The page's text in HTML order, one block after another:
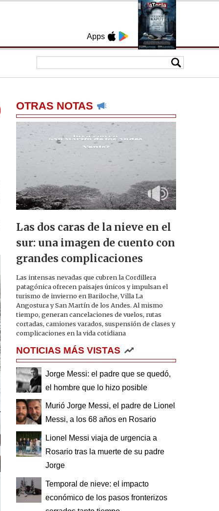
Apps
OTRAS NOTAS
Las dos caras de la nieve en el
sur: una imagen de cuento con
grandes complicaciones
Las intensas nevadas que cubren la Cordillera
patagónica ofrecen paisajes únicos y impulsan el
turismo de invierno en Bariloche, Villa La
Angostura y San Martín de los Andes. Al mismo
tiempo, generan cancelaciones de vuelos, rutas
cortadas, camiones varados, suspensión de clases y
complicaciones en la vida cotidiana
NOTICIAS MÁS VISTAS
Jorge Messi: el padre que se quedó,
el hombre que lo hizo posible
Murió Jorge Messi, el padre de Lionel
Messi, a los 68 años en Rosario
Lionel Messi viaja de urgencia a
Rosario tras la muerte de su padre
Jorge
Temporal de nieve: el impacto
económico de los pasos fronterizos